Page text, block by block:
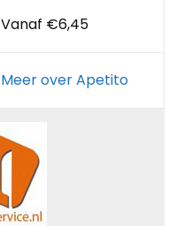
Vanaf €6,45
Meer over Apetito